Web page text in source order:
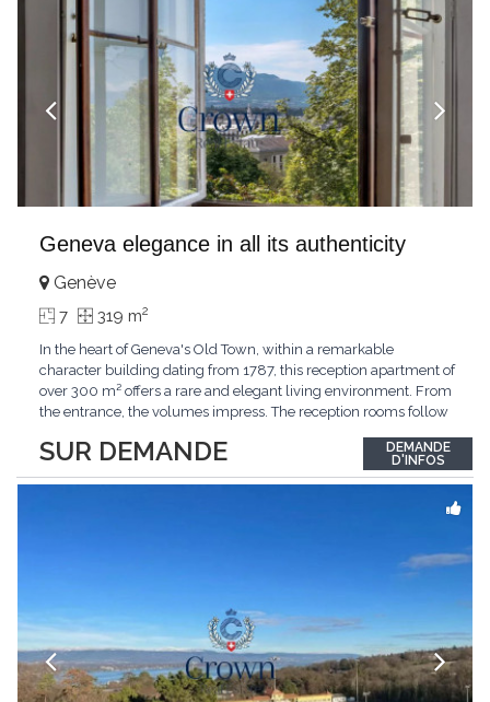
Geneva elegance in all its authenticity
SUR DEMANDE
Genève
7 319 m2
In the heart of Geneva's Old Town, within a remarkable
character building dating from 1787, this reception apartment of
over 300 m² offers a rare and elegant living environment. From
the entrance, the volumes impress. The reception rooms follow
period architecture. High ceilings, finely crafted stuccoes,
moldings, woodwork, old fireplaces,...
DEMANDE
D'INFOS